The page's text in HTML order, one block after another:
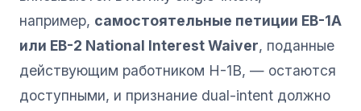
например, самостоятельные петиции EB-1A
или EB-2 National Interest Waiver, поданные
действующим работником H-1B, — остаются
доступными, и признание dual-intent должно